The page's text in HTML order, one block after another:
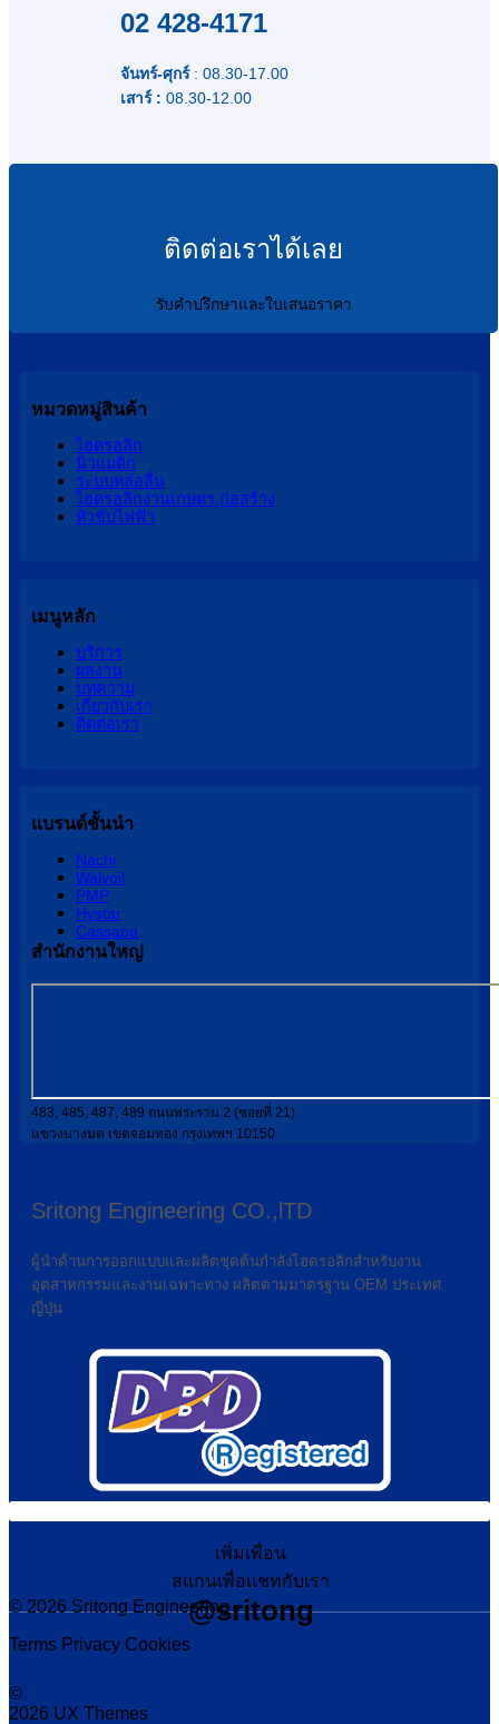
02 428-4171
จันทร์-ศุกร์: 08.30-17.00
เสาร์ : 08.30-12.00
ติดต่อเราได้เลย
รับคำปรึกษาและใบเสนอราคา
หมวดหมู่สินค้า
ไฮดรอลิก
นิวแมติก
ระบบหล่อลื่น
ไฮดรอลิกงานเกษตร,ก่อสร้าง
หัวขับไฟฟ้า
เมนูหลัก
บริการ
ผลงาน
บทความ
เกี่ยวกับเรา
ติดต่อเรา
แบรนด์ชั้นนำ
Nachi
Walvoil
PMP
Hystar
Cassapa
สำนักงานใหญ่
483, 485, 487, 489 ถนนพระราม 2 (ซอยที่ 21)
แขวงบางมด เขตจอมทอง กรุงเทพฯ 10150
Sritong Engineering CO.,lTD
ผู้นำด้านการออกแบบและผลิตชุดต้นกำลังไฮดรอลิกสำหรับงาน
อุตสาหกรรมและงานเฉพาะทาง ผลิตตามมาตรฐาน OEM ประเทศ
ญี่ปุ่น
เพิ่มเพื่อน
สแกนเพื่อแชทกับเรา
@sritong
© 2026 Sritong Engineering
Terms Privacy Cookies
©
2026 UX Themes